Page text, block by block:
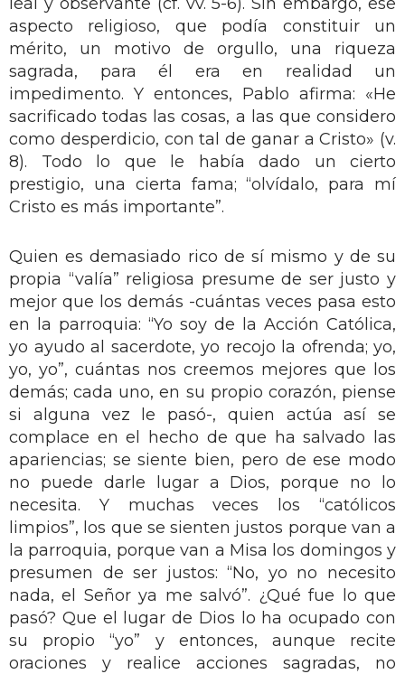
aspecto religioso, que podía constituir un
mérito, un motivo de orgullo, una riqueza
sagrada, para él era en realidad un
impedimento. Y entonces, Pablo afirma: «He
sacrificado todas las cosas, a las que considero
como desperdicio, con tal de ganar a Cristo» (v.
8). Todo lo que le había dado un cierto
prestigio, una cierta fama; “olvídalo, para mí
Cristo es más importante”.
Quien es demasiado rico de sí mismo y de su
propia “valía” religiosa presume de ser justo y
mejor que los demás -cuántas veces pasa esto
en la parroquia: “Yo soy de la Acción Católica,
yo ayudo al sacerdote, yo recojo la ofrenda; yo,
yo, yo”, cuántas nos creemos mejores que los
demás; cada uno, en su propio corazón, piense
si alguna vez le pasó-, quien actúa así se
complace en el hecho de que ha salvado las
apariencias; se siente bien, pero de ese modo
no puede darle lugar a Dios, porque no lo
necesita. Y muchas veces los “católicos
limpios”, los que se sienten justos porque van a
la parroquia, porque van a Misa los domingos y
presumen de ser justos: “No, yo no necesito
nada, el Señor ya me salvó”. ¿Qué fue lo que
pasó? Que el lugar de Dios lo ha ocupado con
su propio “yo” y entonces, aunque recite
oraciones y realice acciones sagradas, no